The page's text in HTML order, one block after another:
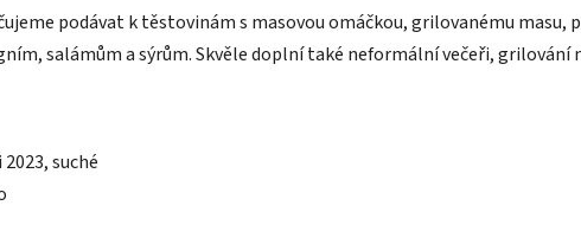
podávat k těstovinám s masovou omáčkou, grilovanému masu,
salámům a sýrům. Skvěle doplní také neformální večeři, grilování
suché